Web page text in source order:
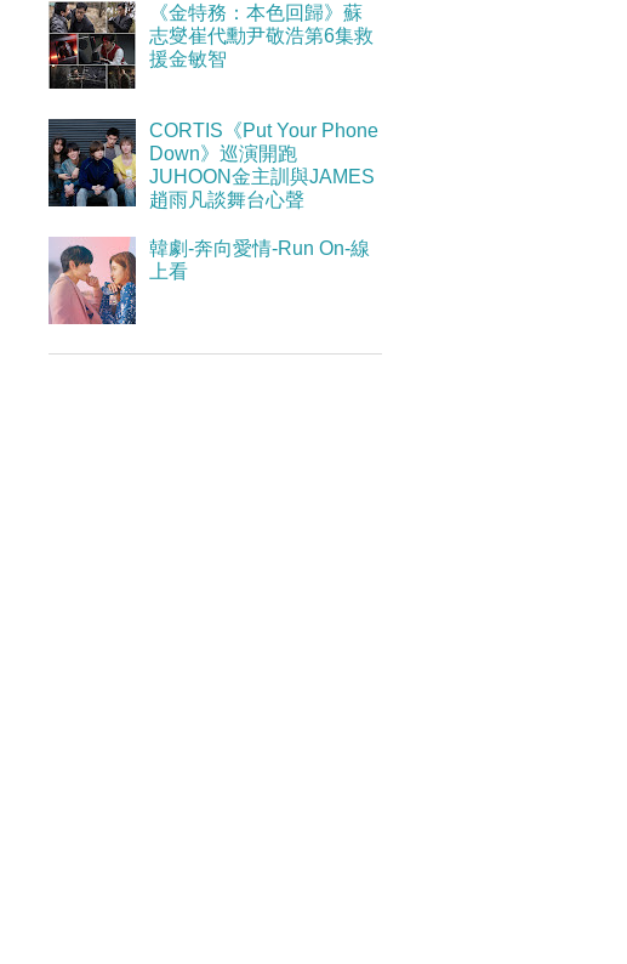
《金特務：本色回歸》蘇
志燮崔代勳尹敬浩第6集救
援金敏智
CORTIS《Put Your Phone
Down》巡演開跑
JUHOON金主訓與JAMES
趙雨凡談舞台心聲
韓劇-奔向愛情-Run On-線
上看